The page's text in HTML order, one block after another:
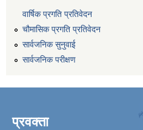
वार्षिक प्रगति प्रतिवेदन
चौमासिक प्रगति प्रतिवेदन
सार्वजनिक सुनुवाई
सार्वजनिक परीक्षण
प्रवक्ता